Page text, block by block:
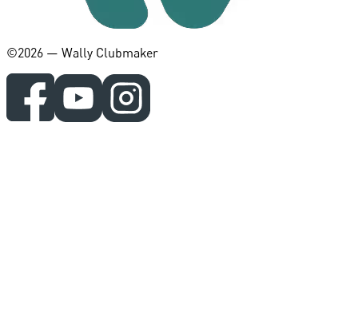
©️2026 — Wally Clubmaker